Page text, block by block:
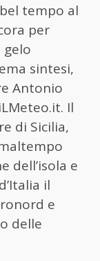
tempo al
per
sintesi,
Antonio
Il
di Sicilia,
dell’isola e
il
e
delle